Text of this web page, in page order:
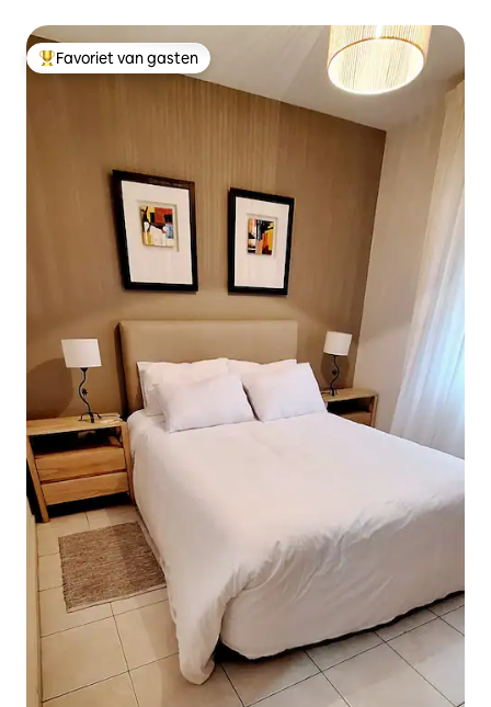
Topfavoriet van gasten
Favoriet van gasten